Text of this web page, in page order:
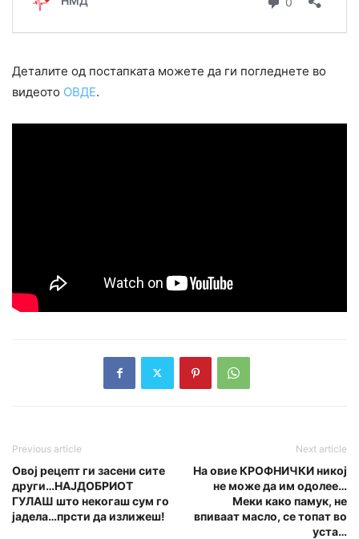
Деталите од постапката можете да ги погледнете во
видеото ОВДЕ.
Previous article
Овој рецепт ги засени сите
други…НАЈДОБРИОТ
ГУЛАШ што некогаш сум го
јадела…прсти да излижеш!
Next article
На овие КРОФНИЧКИ никој
не може да им одолее…
Меки како памук, не
впиваат масло, се топат во
уста…